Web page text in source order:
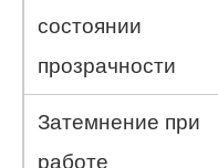
состоянии
прозрачности
Затемнение при
работе